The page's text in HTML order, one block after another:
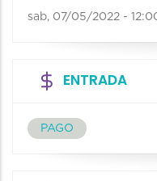
sab, 07/05/2022 -
ENTRADA
PAGO